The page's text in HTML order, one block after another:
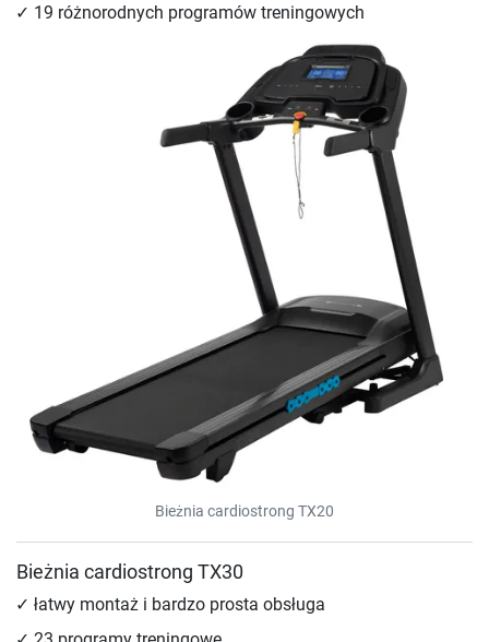
19 różnorodnych programów treningowych
Bieżnia cardiostrong TX20
Bieżnia cardiostrong TX30
łatwy montaż i bardzo prosta obsługa